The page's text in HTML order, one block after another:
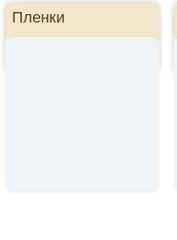
Пленки